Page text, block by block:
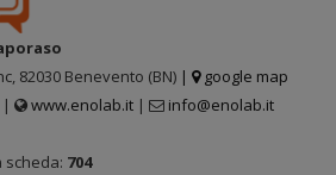
82030 Benevento (BN) |
google map
| www.enolab.it | info@enolab.it
scheda: 704